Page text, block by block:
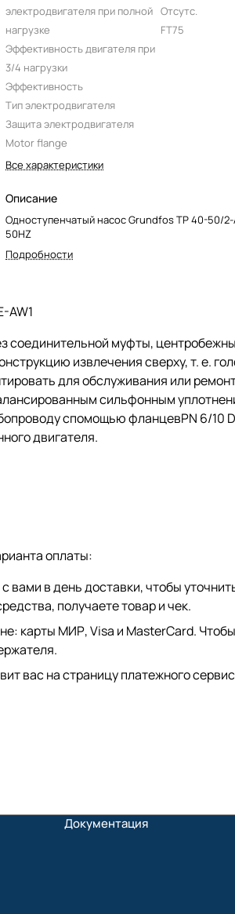
электродвигателя при полной
нагрузке
Эффективность двигателя при
3/4 нагрузки
Эффективность
Тип электродвигателя
Защита электродвигателя
Motor flange
Отсутс.
FT75
Все характеристики
Описание
Одноступенчатый насос Grundfos TP 40-50/2-
50HZ
Подробности
AW1
соединительной муфты,
извлечения сверху,т. е.
для обслуживания или
сильфонным
спомощью фланцевPN 6/10
двигателя.
оплаты:
в день доставки, чтобы
получаете товар и чек.
карты МИР, Visa и MasterCard.
вас на страницу платежного
Документация